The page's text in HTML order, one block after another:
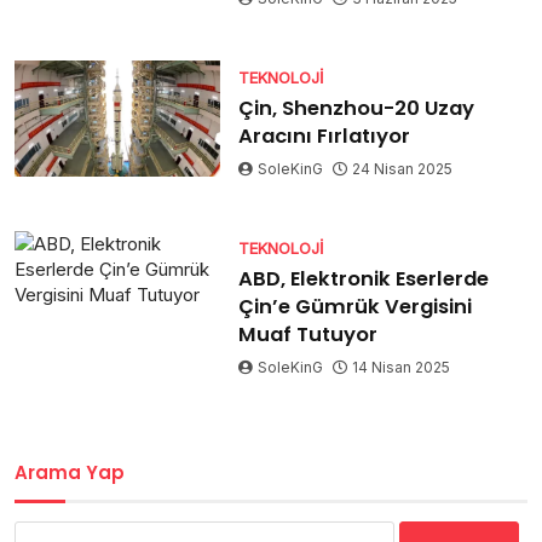
TEKNOLOJI
Çin, Shenzhou-20 Uzay
Aracını Fırlatıyor
SoleKinG 24 Nisan 2025
TEKNOLOJI
ABD, Elektronik Eserlerde
Çin’e Gümrük Vergisini
Muaf Tutuyor
SoleKinG 14 Nisan 2025
Arama Yap